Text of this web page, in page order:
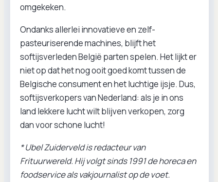
omgekeken.
Ondanks allerlei innovatieve en zelf-
pasteuriserende machines, blijft het
softijsverleden België parten spelen. Het lijkt er
niet op dat het nog ooit goed komt tussen de
Belgische consument en het luchtige ijsje. Dus,
softijsverkopers van Nederland: als je in ons
land lekkere lucht wilt blijven verkopen, zorg
dan voor schone lucht!
* Ubel Zuiderveld is redacteur van
Frituurwereld. Hij volgt sinds 1991 de horeca en
foodservice als vakjournalist op de voet.